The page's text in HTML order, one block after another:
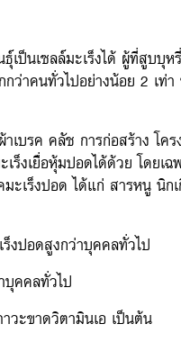
ป็นเซลล์มะเร็งได้ ผู้ที่สูบบุห
กว่าคนทั่วไปอย่างน้อย 2 เท่
บรค คลัช การก่อสร้าง โคร
ร็งเยื่อหุ้มปอดได้ด้วย โดยเ
ะเร็งปอด ได้แก่ สารหนู นิก
งปอดสูงกว่าบุคคลทั่วไป
บุคคลทั่วไป
วะขาดวิตามินเอ เป็นต้น